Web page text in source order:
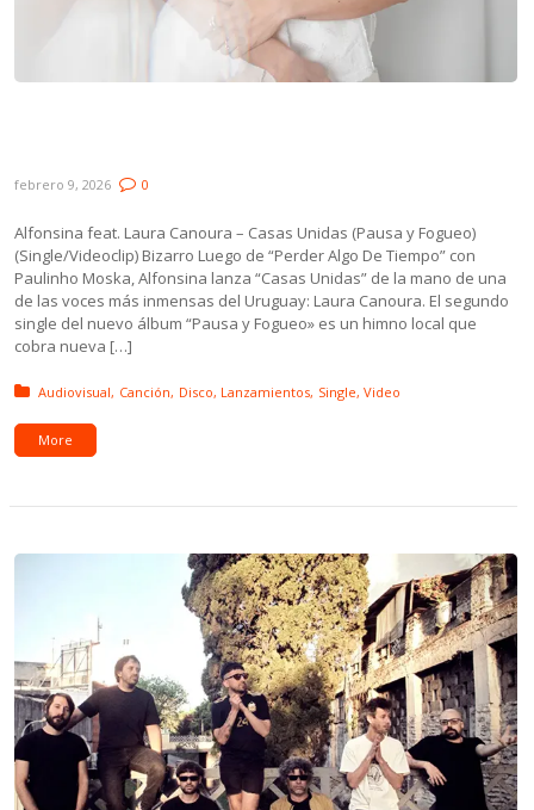
febrero 9, 2026 0
Alfonsina feat. Laura Canoura – Casas Unidas (Pausa y Fogueo)
(Single/Videoclip) Bizarro Luego de “Perder Algo De Tiempo” con
Paulinho Moska, Alfonsina lanza “Casas Unidas” de la mano de una
de las voces más inmensas del Uruguay: Laura Canoura. El segundo
single del nuevo álbum “Pausa y Fogueo» es un himno local que
cobra nueva […]
Posted in:
Audiovisual Canción Disco Lanzamientos Single Video
More